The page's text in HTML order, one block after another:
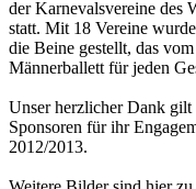
der Karnevalsvereine des
statt. Mit 18 Vereine
die Beine gestellt, das
Männerballett für jeden
Unser herzlicher Dank
Sponsoren für ihr
2012/2013.